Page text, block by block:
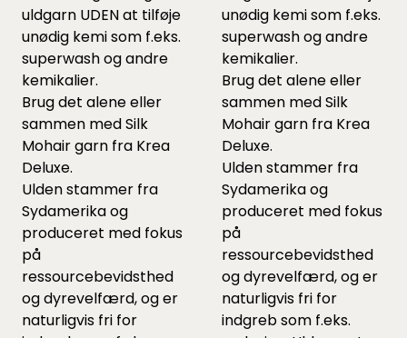
uldgarn UDEN at tilføje
unødig kemi som f.eks.
superwash og andre
kemikalier.
Brug det alene eller
sammen med Silk
Mohair garn fra Krea
Deluxe.
Ulden stammer fra
Sydamerika og
produceret med fokus
på
ressourcebevidsthed
og dyrevelfærd, og er
naturligvis fri for
unødig kemi som f.eks.
superwash og andre
kemikalier.
Brug det alene eller
sammen med Silk
Mohair garn fra Krea
Deluxe.
Ulden stammer fra
Sydamerika og
produceret med fokus
på
ressourcebevidsthed
og dyrevelfærd, og er
naturligvis fri for
indgreb som f.eks.